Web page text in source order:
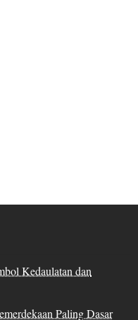
Kedaulatan dan
Paling Dasar